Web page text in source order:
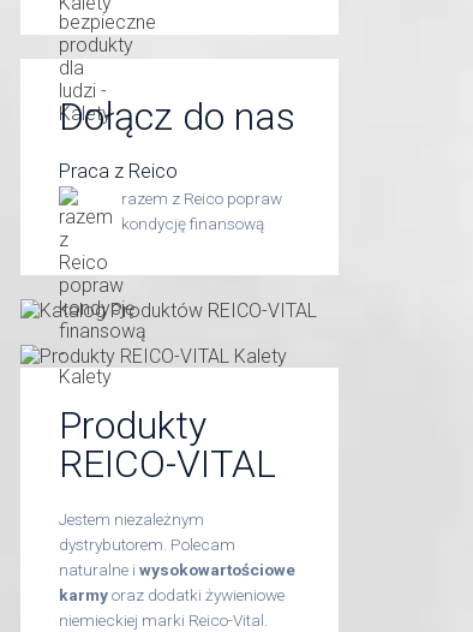
Dołącz do nas
Praca z Reico
razem z Reico popraw
kondycję finansową
Produkty
REICO-VITAL
Jestem niezależnym
dystrybutorem. Polecam
naturalne i wysokowartościowe
karmyoraz dodatki żywieniowe
niemieckiej marki Reico-Vital.